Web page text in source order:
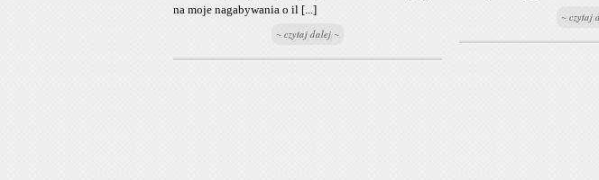
na moje nagabywania o il [...]
~ czytaj dalej ~
~ czytaj